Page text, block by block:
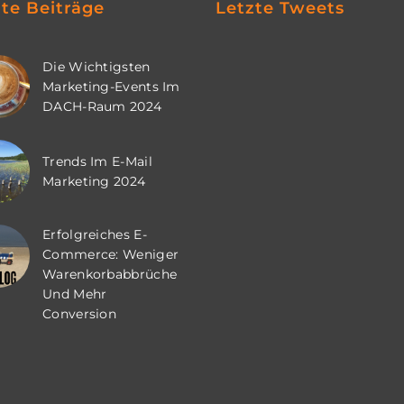
Beiträge
Die Wichtigsten
Marketing-Events Im
DACH-Raum 2024
Trends Im E-Mail
Marketing 2024
Erfolgreiches E-
Commerce: Weniger
Warenkorbabbrüche
Und Mehr
Conversion
Letzte Tweets